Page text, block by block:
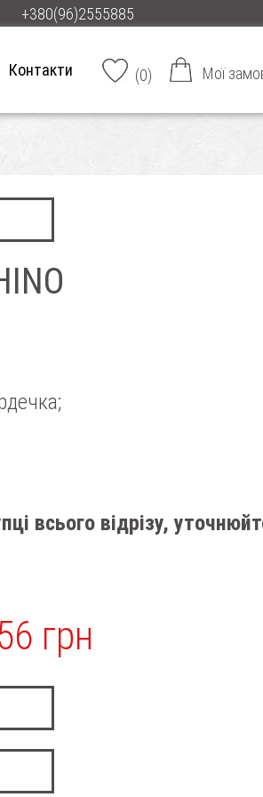
+380(96)2555885
Контакти (0) Мої
всього відрізу,
грн